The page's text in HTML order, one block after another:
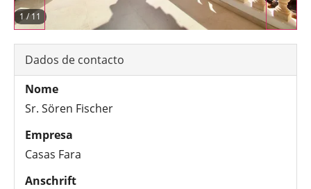
1/11
Dados de contacto
Nome
Sr. Sören Fischer
Empresa
Casas Fara
Anschrift